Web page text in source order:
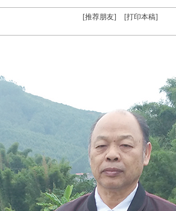
[推荐朋友] [打印本稿]